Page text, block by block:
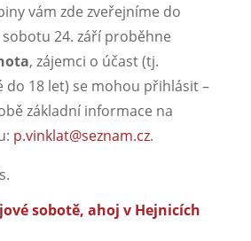
vám zde zveřejníme do
sobotu 24. září proběhne
, zájemci o účast (tj.
do 18 let) se mohou přihlásit –
základní informace na
p.vinklat@seznam.cz.
sobotě, ahoj v Hejnicích